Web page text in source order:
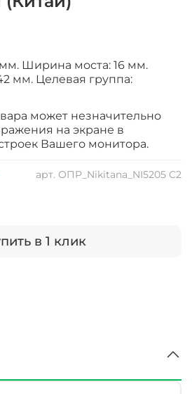
арт. ОПР_Nikitana_NI5205 C2
в 1 клик
Ширина моста: 16 мм.
мм. Целевая группа:
может незначительно
на экране в
Вашего монитора.